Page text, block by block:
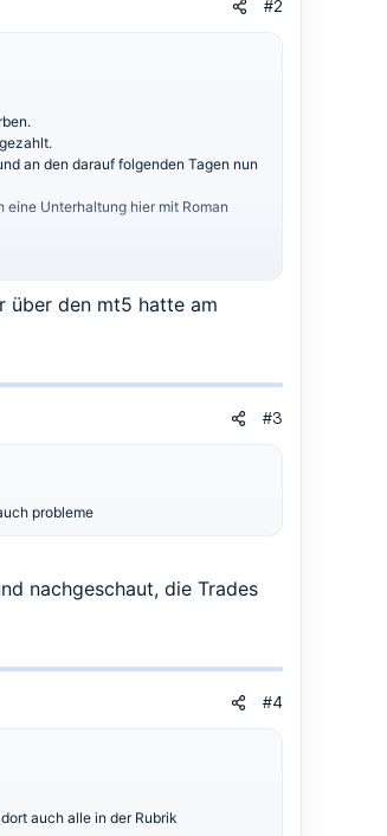
#2
an den darauf folgenden Tagen nun
Unterhaltung hier mit Roman
über den mt5 hatte am
#3
probleme
nachgeschaut, die Trades
#4
auch alle in der Rubrik